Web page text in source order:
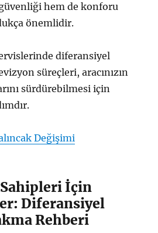
hem de konforu
önemlidir.
diferansiyel
süreçleri, aracınızın
sürdürebilmesi için
Değişimi
İçin
Diferansiyel
Rehberi